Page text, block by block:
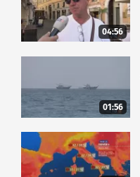
04:56
01:56